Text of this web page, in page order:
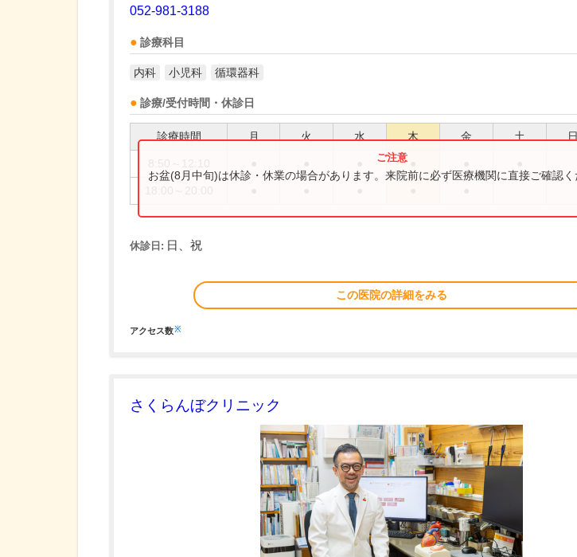
052-981-3188
診療科目
内科 小児科 循環器科
診療/受付時間・休診日
診療時間 月 火 水 木 金 土 日
お盆(8月中旬)は休診・休業の場合があります。来院前に必ず医療機関に直接ご確認く
休診日: 日、祝
この医院の詳細をみる
アクセス数※
さくらんぼクリニック